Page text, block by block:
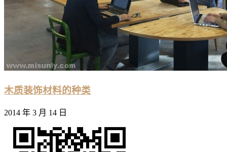
木质装饰材料的种类
2014 年 3 月 14 日